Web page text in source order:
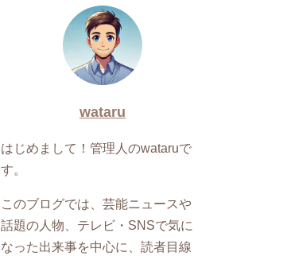
wataru
はじめまして！管理人のwataruで
す。
このブログでは、芸能ニュースや
話題の人物、テレビ・SNSで気に
なった出来事を中心に、読者目線